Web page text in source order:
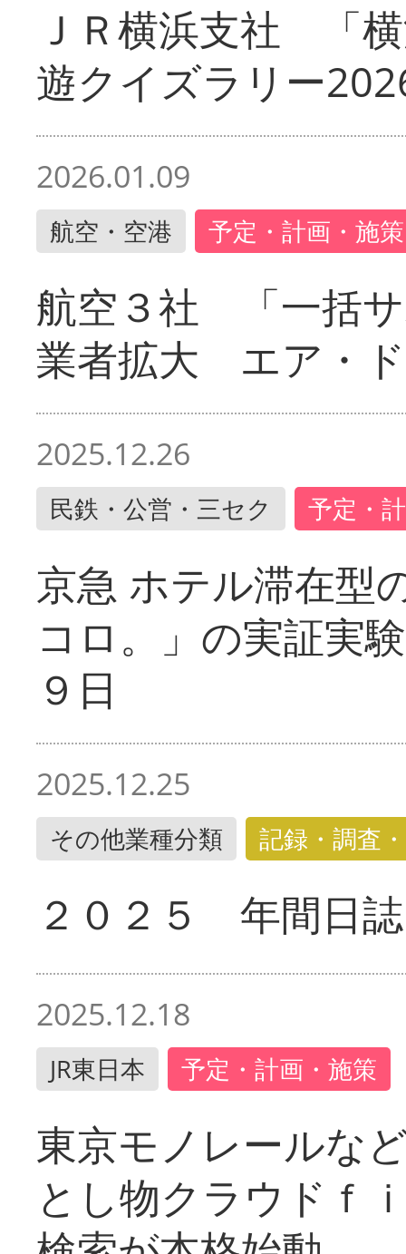
ＪＲ横浜支社 「
遊クイズラリー
2026.01.09
航空・空港 予定・計画・施策
航空３社 「一括
業者拡大 エア・
2025.12.26
民鉄・公営・三セク 予定・
京急 ホテル滞在型
コロ。」の実証実
９日
2025.12.25
その他業種分類 記録・調査
２０２５ 年間日誌
2025.12.18
JR東日本 予定・計画・施策
東京モノレールな
とし物クラウドｆ